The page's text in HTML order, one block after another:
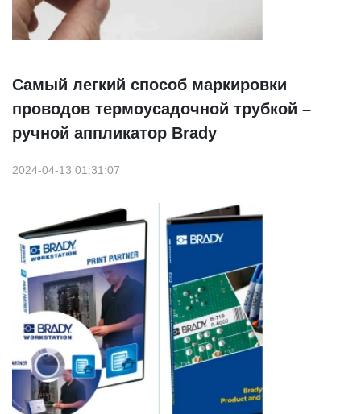
Самый легкий способ маркировки
проводов термоусадочной трубкой –
ручной аппликатор Brady
2024-04-13 01:31:07